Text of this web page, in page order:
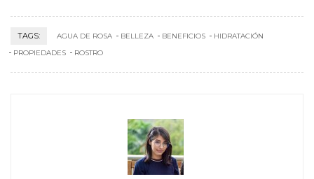
TAGS: AGUA DE ROSA BELLEZA BENEFICIOS
HIDRATACIÓN
PROPIEDADES
ROSTRO